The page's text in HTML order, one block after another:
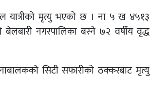
यात्रीको मृत्यु भएको छ । ना ५ ख ४५१३
नगरपालिका बस्ने ७२ वर्षीय वृद्ध
सिटी सफारीको ठक्करबाट मृत्यु